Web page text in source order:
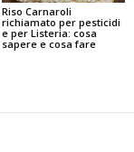
Riso Carnaroli
richiamato per pesticidi
e per Listeria: cosa
sapere e cosa fare